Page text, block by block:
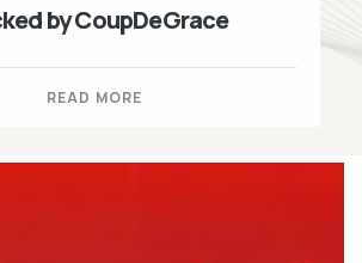
by CoupDeGrace
READ MORE